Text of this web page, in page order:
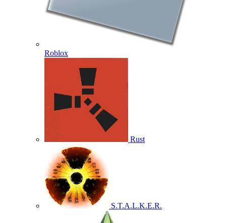
Roblox
Rust
S.T.A.L.K.E.R.